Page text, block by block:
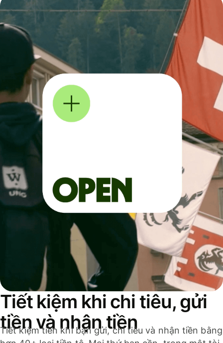
Tiết kiệm khi chi tiêu, gửi
tiền và nhận tiền
Tiết kiệm tiền khi bạn gửi, chi tiêu và nhận tiền bằng